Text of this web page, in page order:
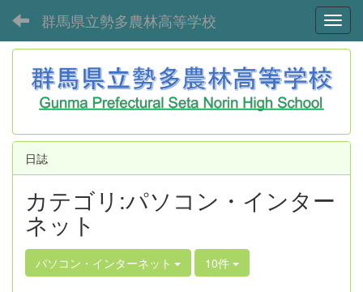
群馬県立勢多農林高等学校
日誌
カテゴリ:パソコン・インター
ネット
パソコン・インターネット 10件